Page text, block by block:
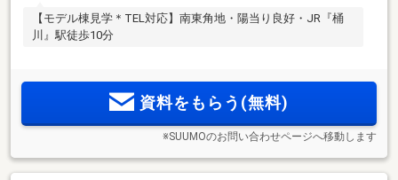
【モデル棟見学＊TEL対応】南東角地・陽当り良好・JR『桶
川』駅徒歩10分
資料をもらう(無料)
※SUUMOのお問い合わせページへ移動します